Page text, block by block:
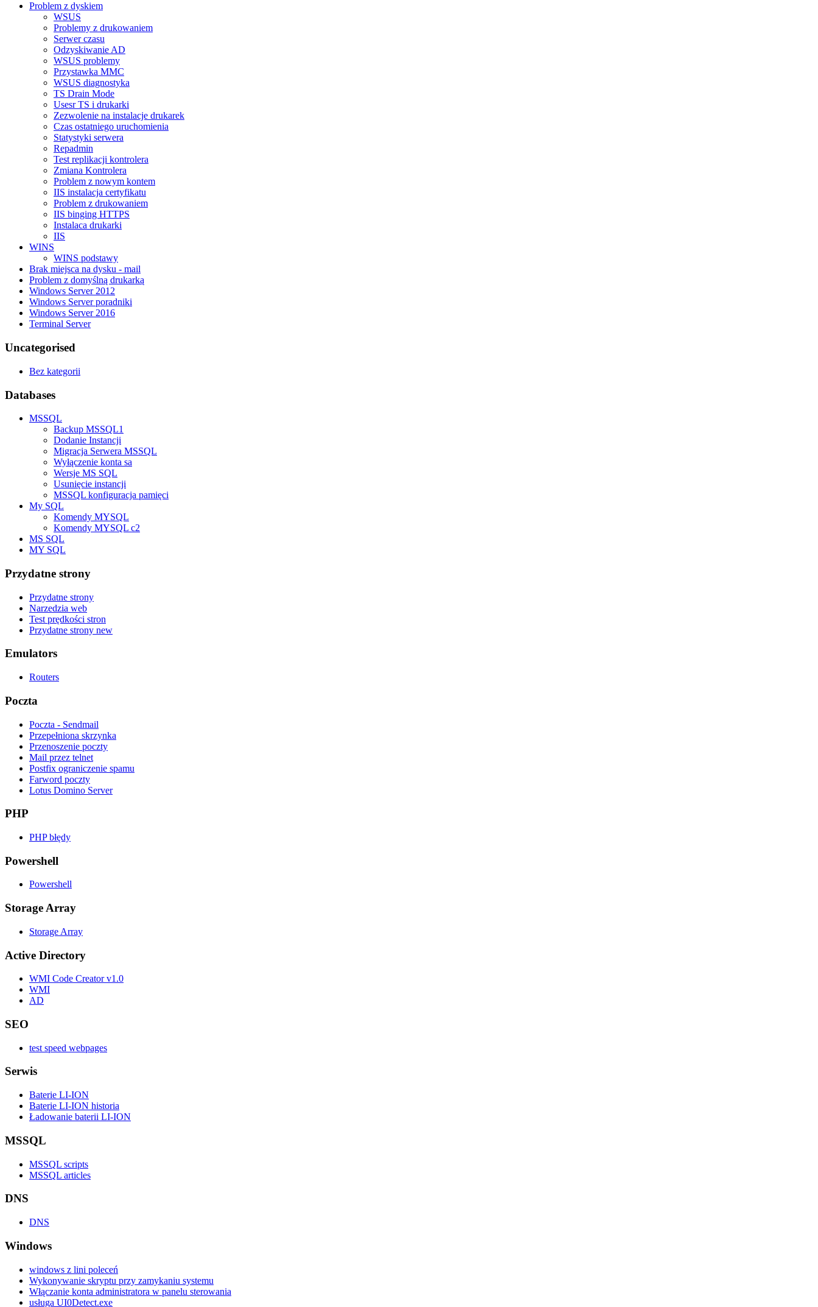
Problem z dyskiem
WSUS
Problemy z drukowaniem
Serwer czasu
Odzyskiwanie AD
WSUS problemy
Przystawka MMC
WSUS diagnostyka
TS Drain Mode
Usesr TS i drukarki
Zezwolenie na instalacje drukarek
Czas ostatniego uruchomienia
Statystyki serwera
Repadmin
Test replikacji kontrolera
Zmiana Kontrolera
Problem z nowym kontem
IIS instalacja certyfikatu
Problem z drukowaniem
IIS binging HTTPS
Instalaca drukarki
IIS
WINS
WINS podstawy
Brak miejsca na dysku - mail
Problem z domyślną drukarką
Windows Server 2012
Windows Server poradniki
Windows Server 2016
Terminal Server
Uncategorised
Bez kategorii
Databases
MSSQL
Backup MSSQL1
Dodanie Instancji
Migracja Serwera MSSQL
Wyłączenie konta sa
Wersje MS SQL
Usunięcie instancji
MSSQL konfiguracja pamięci
My SQL
Komendy MYSQL
Komendy MYSQL c2
MS SQL
MY SQL
Przydatne strony
Przydatne strony
Narzedzia web
Test prędkości stron
Przydatne strony new
Emulators
Routers
Poczta
Poczta - Sendmail
Przepełniona skrzynka
Przenoszenie poczty
Mail przez telnet
Postfix ograniczenie spamu
Farword poczty
Lotus Domino Server
PHP
PHP błędy
Powershell
Powershell
Storage Array
Storage Array
Active Directory
WMI Code Creator v1.0
WMI
AD
SEO
test speed webpages
Serwis
Baterie LI-ION
Baterie LI-ION historia
Ładowanie baterii LI-ION
MSSQL
MSSQL scripts
MSSQL articles
DNS
DNS
Windows
windows z lini poleceń
Wykonywanie skryptu przy zamykaniu systemu
Włączanie konta administratora w panelu sterowania
usługa UI0Detect.exe